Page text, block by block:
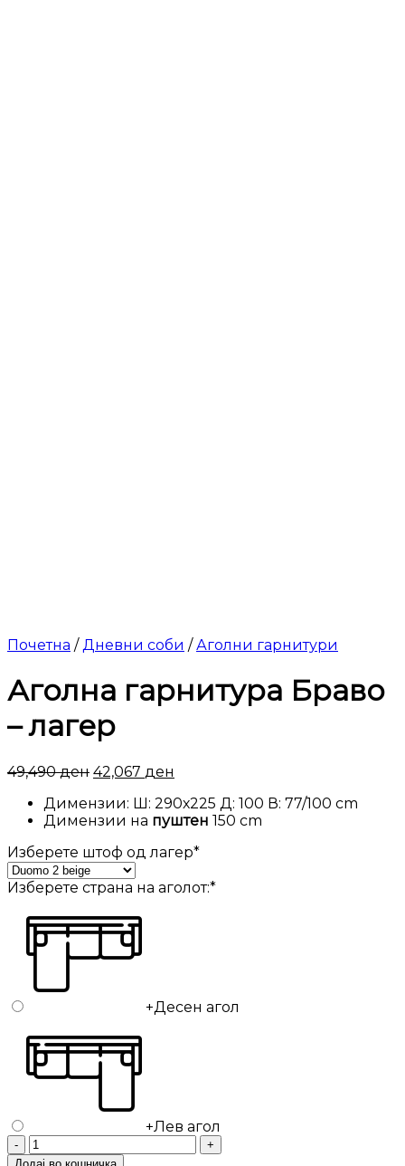
Почетна / Дневни соби / Аголни гарнитури
Аголна гарнитура Браво
– лагер
49,490ден 42,067 ден
Димензии: Ш: 290х225 Д: 100 В: 77/100 сm
Димензии на пуштен 150 сm
Изберете штоф од лагер*
Изберете страна на аголот:*
+Десен агол
+Лев агол
Аголна
гарнитура